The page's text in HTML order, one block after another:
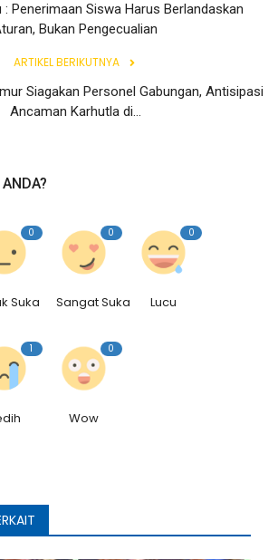
: Penerimaan Siswa Harus Berlandaskan
Bukan Pengecualian
ARTIKEL BERIKUTNYA
Siagakan Personel Gabungan, Antisipasi
Ancaman Karhutla di...
0
Suka
0
Sangat Suka
0
Lucu
1 0
Wow